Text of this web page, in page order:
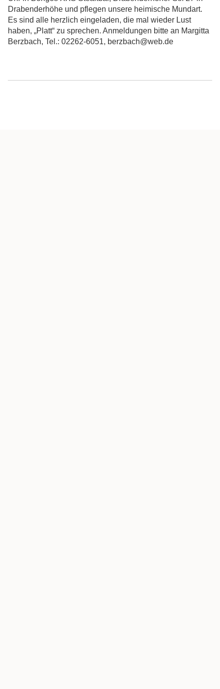
Drabenderhöhe und pflegen unsere heimische Mundart.
Es sind alle herzlich eingeladen, die mal wieder Lust
haben, „Platt“ zu sprechen. Anmeldungen bitte an Margitta
Berzbach, Tel.: 02262-6051, berzbach@web.de